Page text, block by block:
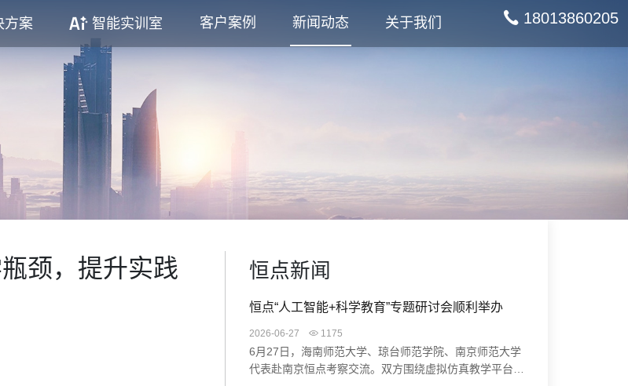
方案 智能实训室 客户案例 新闻动态 关于我们 18013860205
颈，提升实践
恒点新闻
恒点“人工智能+科学教育”专题研讨会顺利举办
2026-06-27 1175
6月27日，海南师范大学、琼台师范学院、南京师范大学
代表赴南京恒点考察交流。双方围绕虚拟仿真教学平台、